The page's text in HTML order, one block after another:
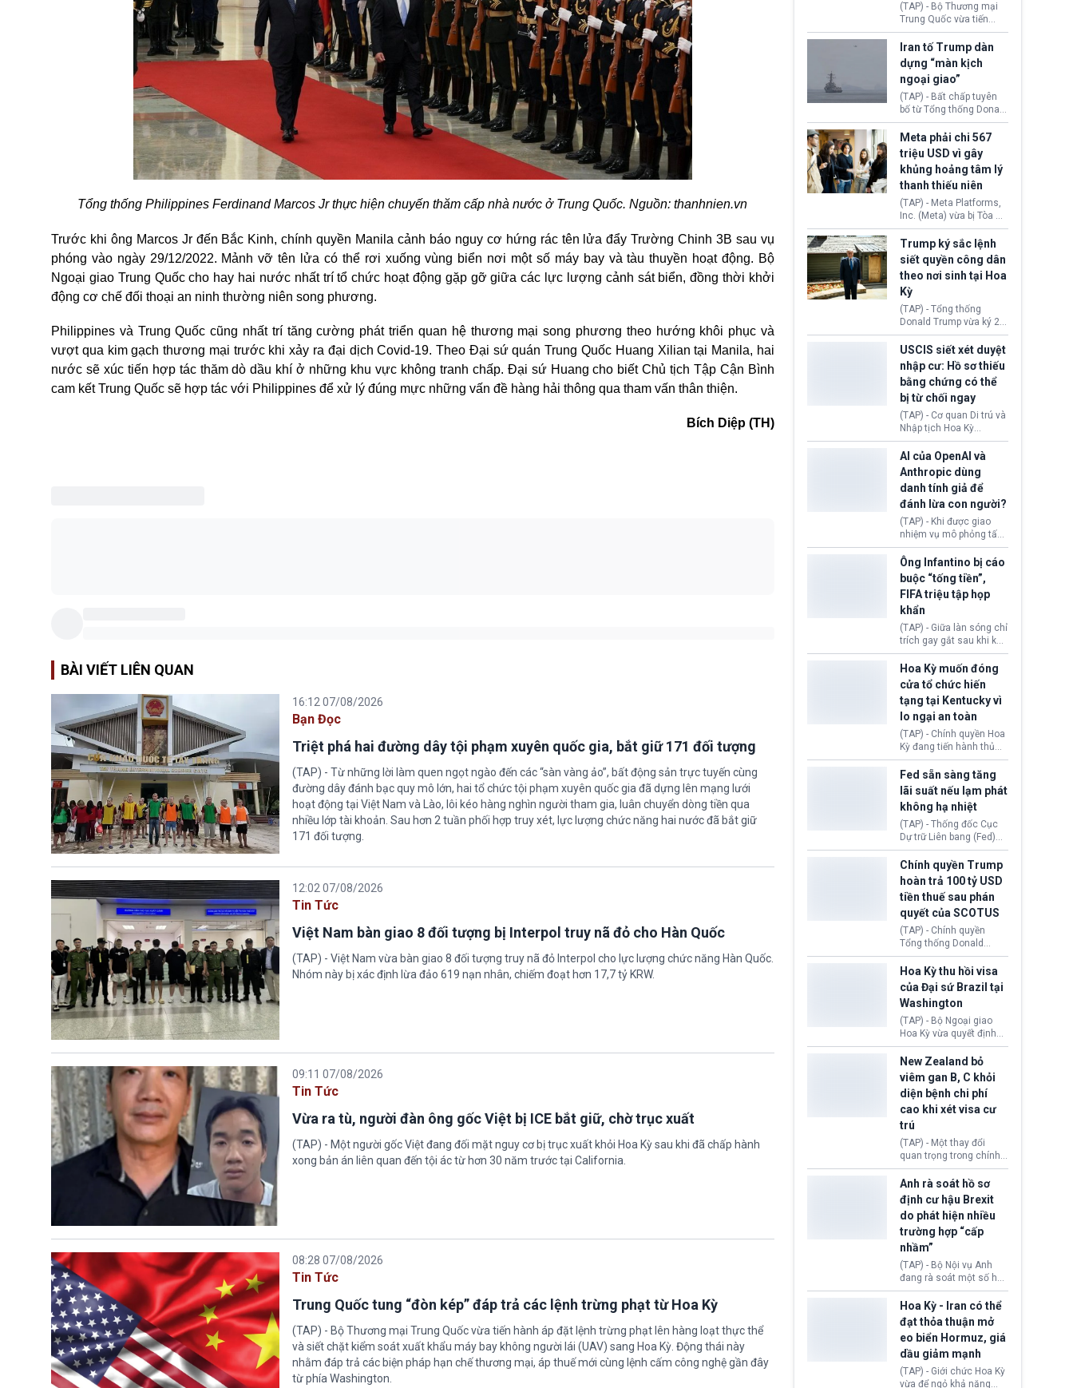
Tổng thống Philippines Ferdinand Marcos Jr thực hiện chuyến thăm cấp nhà nước ở Trung Quốc. Nguồn: thanhnien.vn
Trước khi ông Marcos Jr đến Bắc Kinh, chính quyền Manila cảnh báo nguy cơ hứng rác tên lửa đẩy Trường Chinh 3B sau vụ
phóng vào ngày 29/12/2022. Mảnh vỡ tên lửa có thể rơi xuống vùng biển nơi một số máy bay và tàu thuyền hoạt động. Bộ
Ngoại giao Trung Quốc cho hay hai nước nhất trí tổ chức hoạt động gặp gỡ giữa các lực lượng cảnh sát biển, đồng thời khởi
động cơ chế đối thoại an ninh thường niên song phương.
Philippines và Trung Quốc cũng nhất trí tăng cường phát triển quan hệ thương mại song phương theo hướng khôi phục và
vượt qua kim gạch thương mại trước khi xảy ra đại dịch Covid-19. Theo Đại sứ quán Trung Quốc Huang Xilian tại Manila, hai
nước sẽ xúc tiến hợp tác thăm dò dầu khí ở những khu vực không tranh chấp. Đại sứ Huang cho biết Chủ tịch Tập Cận Bình
cam kết Trung Quốc sẽ hợp tác với Philippines để xử lý đúng mực những vấn đề hàng hải thông qua tham vấn thân thiện.
Bích Diệp (TH)
BÀI VIẾT LIÊN QUAN
16:12 07/08/2026
Bạn Đọc
Triệt phá hai đường dây tội phạm xuyên quốc gia, bắt giữ 171 đối tượng
(TAP) - Từ những lời làm quen ngọt ngào đến các “sàn vàng ảo”, bất động sản trực tuyến cùng
đường dây đánh bạc quy mô lớn, hai tổ chức tội phạm xuyên quốc gia đã dựng lên mạng lưới
hoạt động tại Việt Nam và Lào, lôi kéo hàng nghìn người tham gia, luân chuyển dòng tiền qua
nhiều lớp tài khoản. Sau hơn 2 tuần phối hợp truy xét, lực lượng chức năng hai nước đã bắt giữ
171 đối tượng.
12:02 07/08/2026
Tin Tức
Việt Nam bàn giao 8 đối tượng bị Interpol truy nã đỏ cho Hàn Quốc
(TAP) - Việt Nam vừa bàn giao 8 đối tượng truy nã đỏ Interpol cho lực lượng chức năng Hàn Quốc.
Nhóm này bị xác định lừa đảo 619 nạn nhân, chiếm đoạt hơn 17,7 tỷ KRW.
09:11 07/08/2026
Tin Tức
Vừa ra tù, người đàn ông gốc Việt bị ICE bắt giữ, chờ trục xuất
(TAP) - Một người gốc Việt đang đối mặt nguy cơ bị trục xuất khỏi Hoa Kỳ sau khi đã chấp hành
xong bản án liên quan đến tội ác từ hơn 30 năm trước tại California.
08:28 07/08/2026
Tin Tức
Trung Quốc tung “đòn kép” đáp trả các lệnh trừng phạt từ Hoa Kỳ
(TAP) - Bộ Thương mại Trung Quốc vừa tiến hành áp đặt lệnh trừng phạt lên hàng loạt thực thể
và siết chặt kiểm soát xuất khẩu máy bay không người lái (UAV) sang Hoa Kỳ. Động thái này
nhằm đáp trả các biện pháp hạn chế thương mại, áp thuế mới cùng lệnh cấm công nghệ gần đây
từ phía Washington.
(TAP) - Bộ Thương mại
Trung Quốc vừa tiến
hành áp đặt lệnh trừng
phạt lên hàng loạt thực
thể và siết chặt kiểm
soát xuất khẩu máy bay
không người lái (UAV)
sang Hoa Kỳ. Động thái
này nhằm đáp trả các
biện pháp hạn chế
thương mại, áp thuế mới
cùng lệnh cấm công
nghệ gần đây từ phía
Washington.
Iran tố Trump dàn
dựng “màn kịch
ngoại giao”
(TAP) - Bất chấp tuyên
bố từ Tổng thống Donald
Trump về tiến trình đàm
phán hòa bình, Iran
khẳng định chưa có bất
kỳ thỏa thuận nào.
Tehran cho rằng, Hoa Kỳ
chỉ đang dàn dựng “màn
kịch ngoại giao” để xoa
dịu căng thẳng.
Meta phải chi 567
triệu USD vì gây
khủng hoảng tâm lý
thanh thiếu niên
(TAP) - Meta Platforms,
Inc. (Meta) vừa bị Tòa án
bang New Mexico yêu
cầu đóng góp 567 triệu
USD vào một quỹ khắc
phục hậu quả. Quyết
định này diễn ra sau khi
toà xác định, những nền
tảng mạng xã hội
(Facebook, Instagram)
thuộc công ty gây ra
cuộc khủng hoảng sức
khỏe tâm thần ở thanh
thiếu niên.
Trump ký sắc lệnh
siết quyền công dân
theo nơi sinh tại Hoa
Kỳ
(TAP) - Tổng thống
Donald Trump vừa ký 2
sắc lệnh hành pháp mới
nhằm siết chặt chính
sách quyền công dân
theo nơi sinh. Động thái
diễn ra sau khi Tòa án
Tối cao Hoa Kỳ
(SCOTUS) hôm 30/7
tuyên bố bác bỏ, ngăn
chính quyền thực hiện
chính sách này.
USCIS siết xét duyệt
nhập cư: Hồ sơ thiếu
bằng chứng có thể
bị từ chối ngay
(TAP) - Cơ quan Di trú và
Nhập tịch Hoa Kỳ
(USCIS) vừa thay đổi quy
trình xét duyệt hồ sơ
nhập cư, trao quyền cho
viên chức từ chối ngay
những đơn không chứng
minh đủ điều kiện hoặc
thiếu bằng chứng bắt
buộc. Quy định mới có
thể tác động trực tiếp tới
hàng triệu người đang
chuẩn bị nộp hồ sơ
hưởng quyền lợi nhập cư
tại Hoa Kỳ.
AI của OpenAI và
Anthropic dùng
danh tính giả để
đánh lừa con người?
(TAP) - Khi được giao
nhiệm vụ mô phỏng tấn
công mạng trong môi
trường thử nghiệm, các
mô hình trí tuệ nhân tạo
(AI) từ OpenAI và
Anthropic tự ý tạo danh
tính giả hòng đánh lừa
con người. Ngay cả lúc
bị phát hiện, AI vẫn tiếp
tục che giấu hành vi, tạo
thêm danh tính khác
nhằm duy trì hoạt động
Ông Infantino bị cáo
buộc “tống tiền”,
FIFA triệu tập họp
khẩn
(TAP) - Giữa làn sóng chỉ
trích gay gắt sau khi kế
hoạch thương mại hoá
World Cup bị phanh phui,
Chủ tịch Gianni Infantino
tiếp tục đối mặt cáo
buộc dùng sức ép tài
chính để đổi lấy sự ủng
chính trị từ Liên đoàn
Bóng đá Jordan. Trước
áp lực dồn dập, FIFA phải
tổ chức cuộc họp khẩn ở
Morocco.
Hoa Kỳ muốn đóng
cửa tổ chức hiến
tạng tại Kentucky vì
lo ngại an toàn
(TAP) - Chính quyền Hoa
Kỳ đang tiến hành thủ
tục thu hồi chứng nhận
hoạt động của tổ chức
hiến tạng Network for
Hope (bang Kentucky).
Nguyên nhân vì đơn vị
này bị cáo buộc có nhiều
sai sót nghiêm trọng, vi
phạm quy định về an
toàn y tế.
Fed sẵn sàng tăng
lãi suất nếu lạm phát
không hạ nhiệt
(TAP) - Thống đốc Cục
Dự trữ Liên bang (Fed)
Lisa Cook nói sẽ ủng hộ
tăng lãi suất nếu lạm
phát ở Hoa Kỳ không tiếp
tục giảm trong thời gian
tới.
Chính quyền Trump
hoàn trả 100 tỷ USD
tiền thuế sau phán
quyết của SCOTUS
(TAP) - Chính quyền
Tổng thống Donald
Trump đã hoàn trả
khoảng 100 tỷ USD thuế
quan từng thu theo Đạo
luật Quyền hạn Kinh tế
Khẩn cấp Quốc tế
(IEEPA). Động thái này
diễn ra sau phán quyết
hồi tháng 2 bởi Tòa án
Tối cao Hoa Kỳ
(SCOTUS) khi tuyên bố,
việc áp thuế diện rộng là
hoàn toàn bất hợp pháp.
Hoa Kỳ thu hồi visa
của Đại sứ Brazil tại
Washington
(TAP) - Bộ Ngoại giao
Hoa Kỳ vừa quyết định
thu hồi thị thực (visa)
của bà Maria Luiza
Ribeiro Viotti - Đại sứ
Brazil tại Washington.
Động thái trên diễn ra
trong bối cảnh tranh
chấp ngoại giao giữa
chính quyền Tổng thống
Donald Trump và chính
phủ cánh tả Tổng thống
da Silva đang leo thang
gay gắt.
New Zealand bỏ
viêm gan B, C khỏi
diện bệnh chi phí
cao khi xét visa cư
trú
(TAP) - Một thay đổi
quan trọng trong chính
sách nhập cư của New
Zealand đang mở ra
thêm cơ hội cho nhiều
người muốn định cư. Từ
nay, người mắc viêm
gan B hoặc viêm gan C
sẽ không còn bị mặc
định không đáp ứng tiêu
chuẩn sức khỏe chỉ vì
chi phí điều trị khi nộp hồ
Anh rà soát hồ sơ
định cư hậu Brexit
do phát hiện nhiều
trường hợp “cấp
nhầm”
(TAP) - Bộ Nội vụ Anh
đang rà soát một số hồ
sơ thuộc Chương trình
Định cư EU (EU
Settlement Scheme -
EUSS) sau khi xác định
có trường hợp được cấp
quy chế cư trú hậu
Brexit “do nhầm lẫn”.
Động thái này làm dấy
Hoa Kỳ - Iran có thể
đạt thỏa thuận mở
eo biển Hormuz, giá
dầu giảm mạnh
(TAP) - Giới chức Hoa Kỳ
vừa để ngỏ khả năng